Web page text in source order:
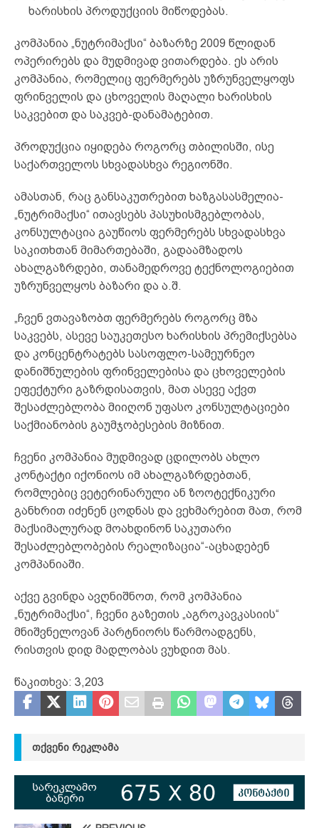
ხარისხის პროდუქციის მიწოდებას.
კომპანია „ნუტრიმაქსი“ ბაზარზე 2009 წლიდან
ოპერირებს და მუდმივად ვითარდება. ეს არის
კომპანია, რომელიც ფერმერებს უზრუნველყოფს
ფრინველის და ცხოველის მაღალი ხარისხის
საკვებით და საკვებ-დანამატებით.
პროდუქცია იყიდება როგორც თბილისში, ისე
საქართველოს სხვადასხვა რეგიონში.
ამასთან, რაც განსაკუთრებით ხაზგასასმელია-
„ნუტრიმაქსი“ ითავსებს პასუხისმგებლობას,
კონსულტაცია გაუწიოს ფერმერებს სხვადასხვა
საკითხთან მიმართებაში, გადაამზადოს
ახალგაზრდები, თანამედროვე ტექნოლოგიებით
უზრუნველყოს ბაზარი და ა.შ.
„ჩვენ ვთავაზობთ ფერმერებს როგორც მზა
საკვებს, ასევე საუკეთესო ხარისხის პრემიქსებსა
და კონცენტრატებს სასოფლო-სამეურნეო
დანიშნულების ფრინველებისა და ცხოველების
ეფექტური გაზრდისათვის, მათ ასევე აქვთ
შესაძლებლობა მიიღონ უფასო კონსულტაციები
საქმიანობის გაუმჯობესების მიზნით.
ჩვენი კომპანია მუდმივად ცდილობს ახლო
კონტაქტი იქონიოს იმ ახალგაზრდებთან,
რომლებიც ვეტერინარული ან ზოოტექნიკური
განხრით იძენენ ცოდნას და ვეხმარებით მათ, რომ
მაქსიმალურად მოახდინონ საკუთარი
შესაძლებლობების რეალიზაცია“-აცხადებენ
კომპანიაში.
აქვე გვინდა ავღნიშნოთ, რომ კომპანია
„ნუტრიმაქსი“, ჩვენი გაზეთის „აგროკავკასიის“
მნიშვნელოვან პარტნიორს წარმოადგენს,
რისთვის დიდ მადლობას ვუხდით მას.
წაკითხვა: 3,203
ᲗᲥᲕᲔᲜᲘ ᲠᲔᲙᲚᲐᲛᲐ